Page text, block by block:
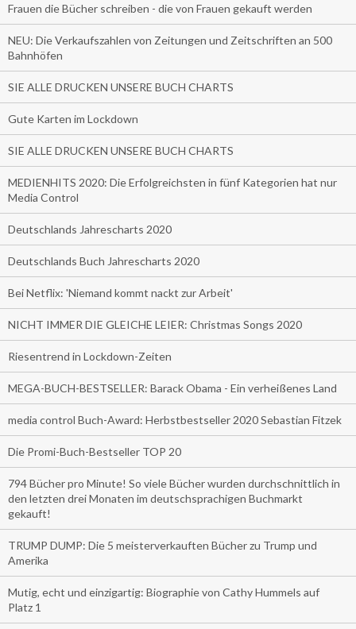
Frauen die Bücher schreiben - die von Frauen gekauft werden
NEU: Die Verkaufszahlen von Zeitungen und Zeitschriften an 500
Bahnhöfen
SIE ALLE DRUCKEN UNSERE BUCH CHARTS
Gute Karten im Lockdown
SIE ALLE DRUCKEN UNSERE BUCH CHARTS
MEDIENHITS 2020: Die Erfolgreichsten in fünf Kategorien hat nur
Media Control
Deutschlands Jahrescharts 2020
Deutschlands Buch Jahrescharts 2020
Bei Netflix: 'Niemand kommt nackt zur Arbeit'
NICHT IMMER DIE GLEICHE LEIER: Christmas Songs 2020
Riesentrend in Lockdown-Zeiten
MEGA-BUCH-BESTSELLER: Barack Obama - Ein verheißenes Land
media control Buch-Award: Herbstbestseller 2020 Sebastian Fitzek
Die Promi-Buch-Bestseller TOP 20
794 Bücher pro Minute! So viele Bücher wurden durchschnittlich in
den letzten drei Monaten im deutschsprachigen Buchmarkt
gekauft!
TRUMP DUMP: Die 5 meisterverkauften Bücher zu Trump und
Amerika
Mutig, echt und einzigartig: Biographie von Cathy Hummels auf
Platz 1